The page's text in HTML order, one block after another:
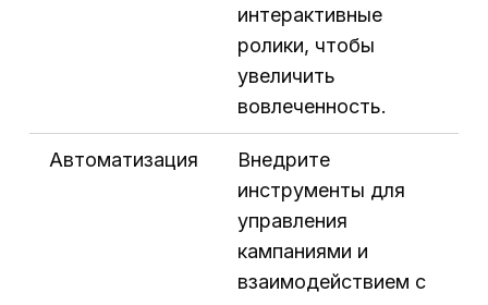
интерактивные
ролики, чтобы
увеличить
вовлеченность.
Автоматизация
Внедрите
инструменты для
управления
кампаниями и
взаимодействием с